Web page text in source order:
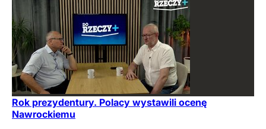
Rok prezydentury. Polacy wystawili ocenę
Nawrockiemu